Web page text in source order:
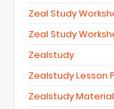
Zeal Study
Zeal Study
Zealstudy
Zealstudy Lesson
Zealstudy